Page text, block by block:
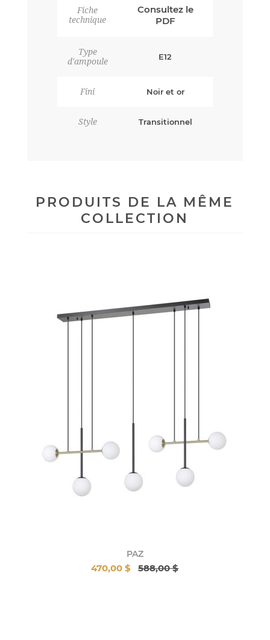
Fiche
technique
Consultez le
PDF
Type
d'ampoule
E12
Fini Noir et or
Style Transitionnel
PRODUITS DE LA MÊME
COLLECTION
PAZ
470,00 $ 588,00 $